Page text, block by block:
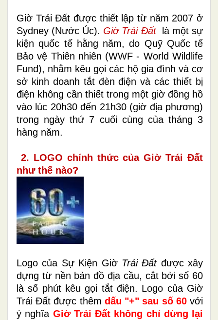
Giờ Trái Đất được thiết lập từ năm 2007 ở
Sydney (Nước Úc). Giờ Trái Đấtlà một sự
kiện quốc tế hằng năm, do Quỹ Quốc tế
Bảo vệ Thiên nhiên (WWF - World Wildlife
Fund), nhằm kêu gọi các hộ gia đình và cơ
sở kinh doanh tắt đèn điện và các thiết bị
điện không cần thiết trong một giờ đồng hồ
vào lúc 20h30 đến 21h30 (giờ địa phương)
trong ngày thứ 7 cuối cùng của tháng 3
hàng năm.
2. LOGO chính thức của Giờ Trái Đất
như thế nào?
Logo của Sự Kiện Giờ Trái Đấtđược xây
dựng từ nền bản đồ địa cầu, cắt bởi số 60
là số phút kêu gọi tắt điện. Logo của Giờ
Trái Đất được thêm dấu "+" sau số 60với
ý nghĩa Giờ Trái Đất không chỉ dừng lại